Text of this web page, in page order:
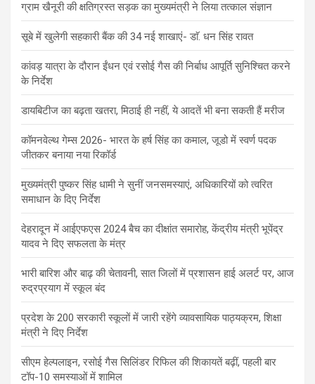
ग्राम खैनूरी की क्षतिग्रस्त सड़क का मुख्यमंत्री ने लिया तत्काल संज्ञान
सूबे में खुलेगी सहकारी बैंक की 34 नई शाखाएं- डाॅ. धन सिंह रावत
कांवड़ यात्रा के दौरान ईंधन एवं रसोई गैस की निर्बाध आपूर्ति सुनिश्चित करने
के निर्देश
डायबिटीज का बढ़ता खतरा, मिठाई ही नहीं, ये आदतें भी बना सकती हैं मरीज
कॉमनवेल्थ गेम्स 2026- भारत के हर्ष सिंह का कमाल, जूडो में स्वर्ण पदक
जीतकर बनाया नया रिकॉर्ड
मुख्यमंत्री पुष्कर सिंह धामी ने सुनीं जनसमस्याएं, अधिकारियों को त्वरित
समाधान के दिए निर्देश
देहरादून में आईएफएस 2024 बैच का दीक्षांत समारोह, केंद्रीय मंत्री भूपेंद्र
यादव ने दिए सफलता के मंत्र
भारी बारिश और बाढ़ की चेतावनी, सात जिलों में प्रशासन हाई अलर्ट पर, आज
रुद्रप्रयाग में स्कूल बंद
प्रदेश के 200 सरकारी स्कूलों में जारी रहेंगे व्यावसायिक पाठ्यक्रम, शिक्षा
मंत्री ने दिए निर्देश
सीएम हेल्पलाइन, रसोई गैस सिलिंडर रिफिल की शिकायतें बढ़ीं, पहली बार
टॉप-10 समस्याओं में शामिल